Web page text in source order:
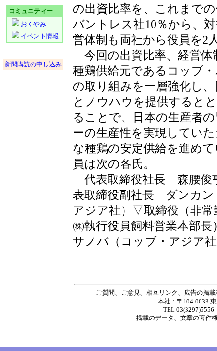
コミュニティー
おくやみ
イベント情報
新聞購読の申し込み
の出資比率を、これまで
バントレス社10％から、
営体制も両社から役員を2
今回の出資比率、経営体
種鶏供給元であるコッブ
の取り組みを一層強化し
とノウハウを提供すると
ることで、日本の生産者
ーの生産性を実現してい
な種鶏の安定供給を進め
員は次の各氏。
代表取締役社長 森腰俊
表取締役副社長 ダンカン
アジア社）▽取締役（非常
㈱執行役員飼料営業本部
サノバ（コッブ・アジア
ご質問、ご意見、相互リンク、広告の掲
本社：〒104-0033
TEL
掲載のデータ 、 文章の著作